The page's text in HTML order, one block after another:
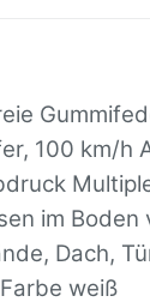
100 km/h
im Boden
Dach,
weiß